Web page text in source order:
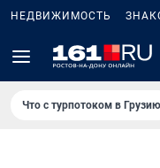
НЕДВИЖИМОСТЬ
Что с турпотоком в Грузию